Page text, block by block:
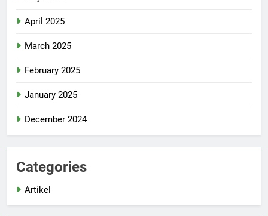
April 2025
March 2025
February 2025
January 2025
December 2024
Categories
Artikel